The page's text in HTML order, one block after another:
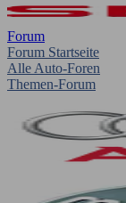
Forum
Forum Startseite
Alle Auto-Foren
Themen-Forum